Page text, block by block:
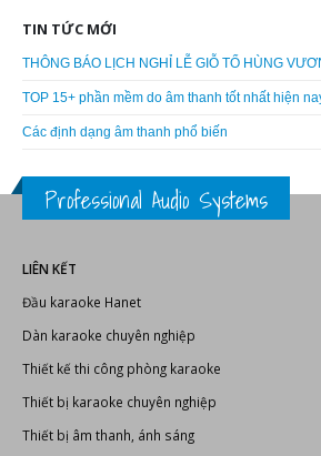
TIN TỨC MỚI
THÔNG BÁO LỊCH NGHỈ LỄ GIỖ TỔ HÙNG
TOP 15+ phần mềm do âm thanh tốt nhất hiện
Các định dạng âm thanh phổ biến
Professional Audio Systems
LIÊN KẾT
Đầu karaoke Hanet
Dàn karaoke chuyên nghiệp
Thiết kế thi công phòng karaoke
Thiết bị karaoke chuyên nghiệp
Thiết bị âm thanh, ánh sáng